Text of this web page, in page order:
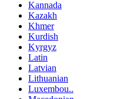
Kannada
Kazakh
Khmer
Kurdish
Kyrgyz
Latin
Latvian
Lithuanian
Luxembou..